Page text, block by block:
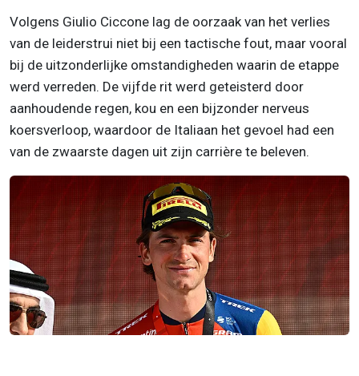
Volgens Giulio Ciccone lag de oorzaak van het verlies
van de leiderstrui niet bij een tactische fout, maar vooral
bij de uitzonderlijke omstandigheden waarin de etappe
werd verreden. De vijfde rit werd geteisterd door
aanhoudende regen, kou en een bijzonder nerveus
koersverloop, waardoor de Italiaan het gevoel had een
van de zwaarste dagen uit zijn carrière te beleven.